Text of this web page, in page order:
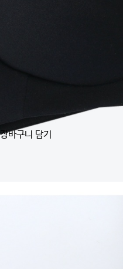
장바구니 담기